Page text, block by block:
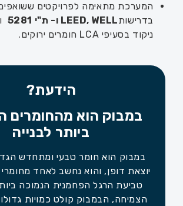
המערכת מתאימה לפרויקטים
בדרישותLEED, WELL ו- ת"י 5281
ניקוד בסעיפי LCA חומרים ירוקים.
הידעת?
במבוק הוא מהחומרים
ביותר לבנייה
במבוק הוא חומר טבעי ומתחדש
יוצאת דופן, והוא נחשב לאחד מחומרי
טביעת הרגל הפחמנית הנמוכה
הצמיחה, הבמבוק קולט כמויות